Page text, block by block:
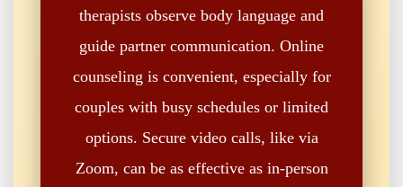
therapists observe body language and
guide partner communication. Online
counseling is convenient, especially for
couples with busy schedules or limited
options. Secure video calls, like via
Zoom, can be as effective as in-person